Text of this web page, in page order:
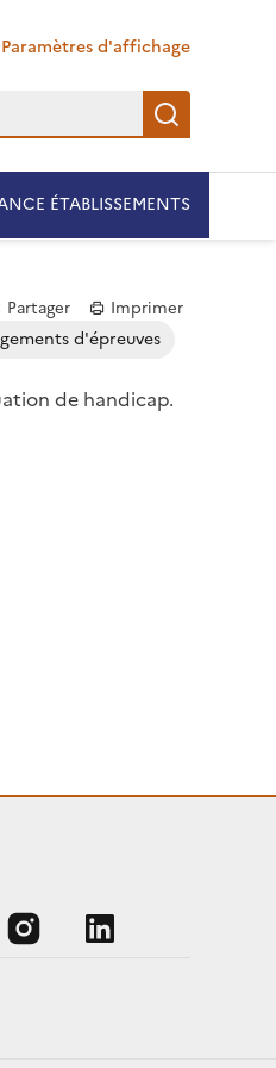
Paramètres d'affichage
ÉTABLISSEMENTS
Partager Imprimer
d'épreuves
de handicap.
instagram